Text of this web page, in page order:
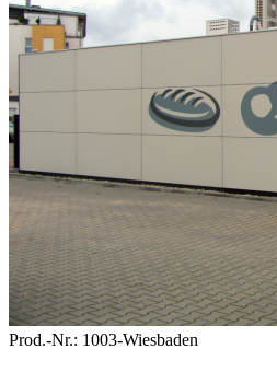
Prod.-Nr.: 1003-Wiesbaden